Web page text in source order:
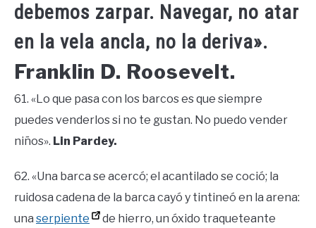
debemos zarpar. Navegar, no atar
en la vela ancla, no la deriva».
Franklin D. Roosevelt.
61. «Lo que pasa con los barcos es que siempre
puedes venderlos si no te gustan. No puedo vender
niños». Lin Pardey.
62. «Una barca se acercó; el acantilado se coció; la
ruidosa cadena de la barca cayó y tintineó en la arena:
una serpiente de hierro, un óxido traqueteante